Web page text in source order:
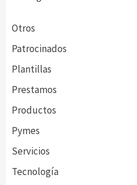
Otros
Patrocinados
Plantillas
Prestamos
Productos
Pymes
Servicios
Tecnología